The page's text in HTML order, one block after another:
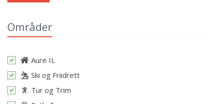
Områder
Aure IL
Ski og Friidrett
Tur og Trim